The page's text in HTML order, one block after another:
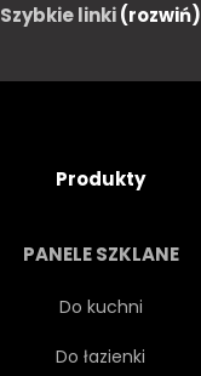
Szybkie linki(rozwiń)
Produkty
PANELE SZKLANE
Do kuchni
Do łazienki